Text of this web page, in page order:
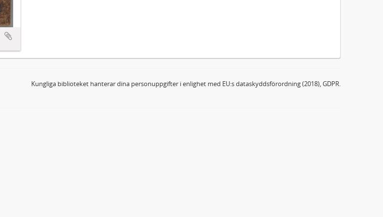
Kungliga biblioteket hanterar dina personuppgifter i enlighet med EU:s dataskyddsförordning (2018), GDPR.